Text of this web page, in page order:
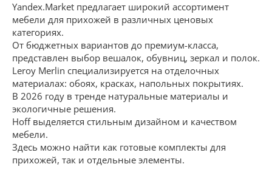
Yandex.Market предлагает широкий ассортимент
мебели для прихожей в различных ценовых
категориях.
От бюджетных вариантов до премиум-класса,
представлен выбор вешалок, обувниц, зеркал и полок.
Leroy Merlin специализируется на отделочных
материалах: обоях, красках, напольных покрытиях.
В 2026 году в тренде натуральные материалы и
экологичные решения.
Hoff выделяется стильным дизайном и качеством
мебели.
Здесь можно найти как готовые комплекты для
прихожей, так и отдельные элементы.